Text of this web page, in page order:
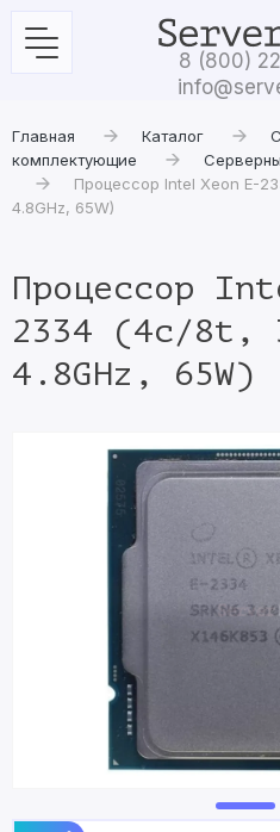
8 (800)
Главная Каталог
комплектующие
Процессор Intel Xeon E-
4.8GHz, 65W)
Процессор
2334 (4c/8t,
4.8GHz, 65W)